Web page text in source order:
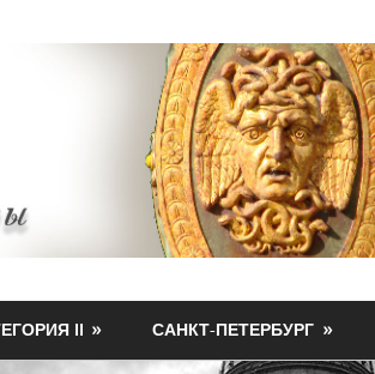
II САНКТ-ПЕТЕРБУРГ